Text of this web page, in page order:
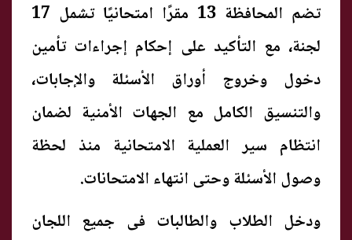
تضم المحافظة 13 مقرًا امتحانيًا تشمل 17
لجنة، مع التأكيد على إحكام إجراءات تأمين
دخول وخروج أوراق الأسئلة والإجابات،
والتنسيق الكامل مع الجهات الأمنية لضمان
انتظام سير العملية الامتحانية منذ لحظة
وصول الأسئلة وحتى انتهاء الامتحانات.
ودخل الطلاب والطالبات فى جميع اللجان